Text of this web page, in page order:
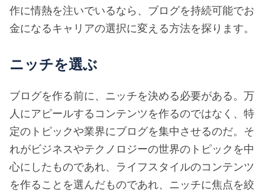
作に情熱を注いでいるなら、ブログを持続可能でお
金になるキャリアの選択に変える方法を探ります。
ニッチを選ぶ
ブログを作る前に、ニッチを決める必要がある。万
人にアピールするコンテンツを作るのではなく、特
定のトピックや業界にブログを集中させるのだ。そ
れがビジネスやテクノロジーの世界のトピックを中
心にしたものであれ、ライフスタイルのコンテンツ
を作ることを選んだものであれ、ニッチに焦点を絞